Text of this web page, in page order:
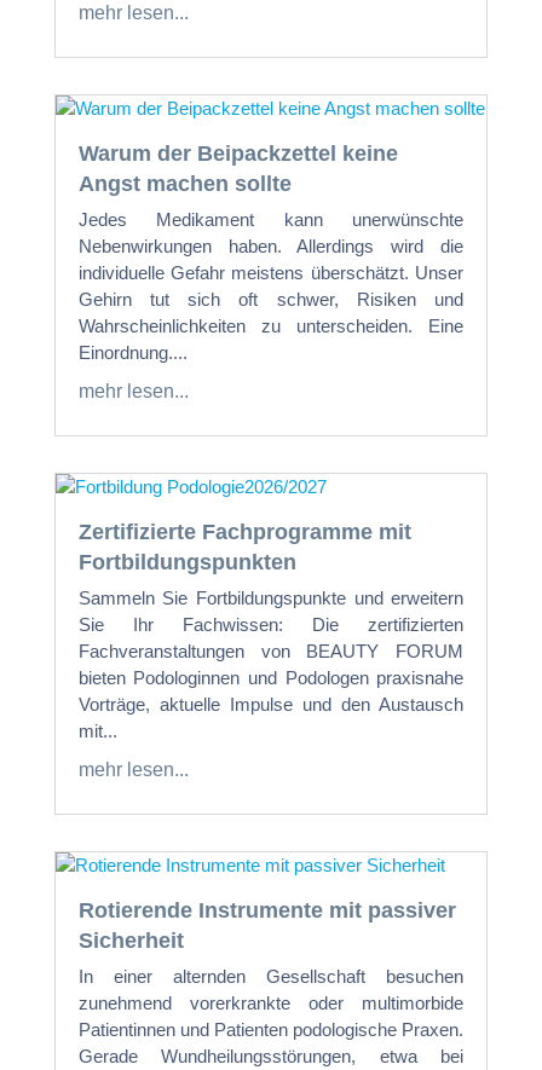
mehr lesen...
Warum der Beipackzettel keine
Angst machen sollte
Jedes Medikament kann unerwünschte
Nebenwirkungen haben. Allerdings wird die
individuelle Gefahr meistens überschätzt. Unser
Gehirn tut sich oft schwer, Risiken und
Wahrscheinlichkeiten zu unterscheiden. Eine
Einordnung....
mehr lesen...
Zertifizierte Fachprogramme mit
Fortbildungspunkten
Sammeln Sie Fortbildungspunkte und erweitern
Sie Ihr Fachwissen: Die zertifizierten
Fachveranstaltungen von BEAUTY FORUM
bieten Podologinnen und Podologen praxisnahe
Vorträge, aktuelle Impulse und den Austausch
mit...
mehr lesen...
Rotierende Instrumente mit passiver
Sicherheit
In einer alternden Gesellschaft besuchen
zunehmend vorerkrankte oder multimorbide
Patientinnen und Patienten podologische Praxen.
Gerade Wundheilungsstörungen, etwa bei